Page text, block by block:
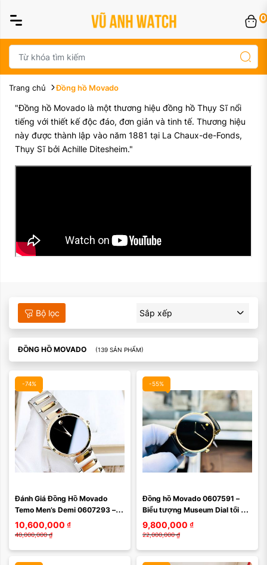
0
Trang chủ Đồng hồ Movado
"Đồng hồ Movado là một thương hiệu đồng hồ Thụy Sĩ nổi
tiếng với thiết kế độc đáo, đơn giản và tinh tế. Thương hiệu
này được thành lập vào năm 1881 tại La Chaux-de-Fonds,
Thụy Sĩ bởi Achille Ditesheim."
Bộ lọc Sắp xếp
ĐỒNG HỒ MOVADO (139 SẢN PHẨM)
-74%
Đánh Giá Đồng Hồ Movado
Temo Men’s Demi 0607293 –
Thiết Kế Tối Giản Sang Trọng,
Viền Vàng PVD ...
10,600,000 ₫
40,000,000 ₫
-55%
Đồng hồ Movado 0607591 –
Biểu tượng Museum Dial tối
giản, sang trọng chuẩn Thụy Sĩ
9,800,000 ₫
22,000,000 ₫